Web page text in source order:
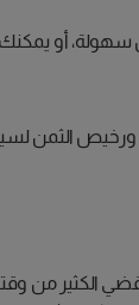
أو يمكنك
الكثير من